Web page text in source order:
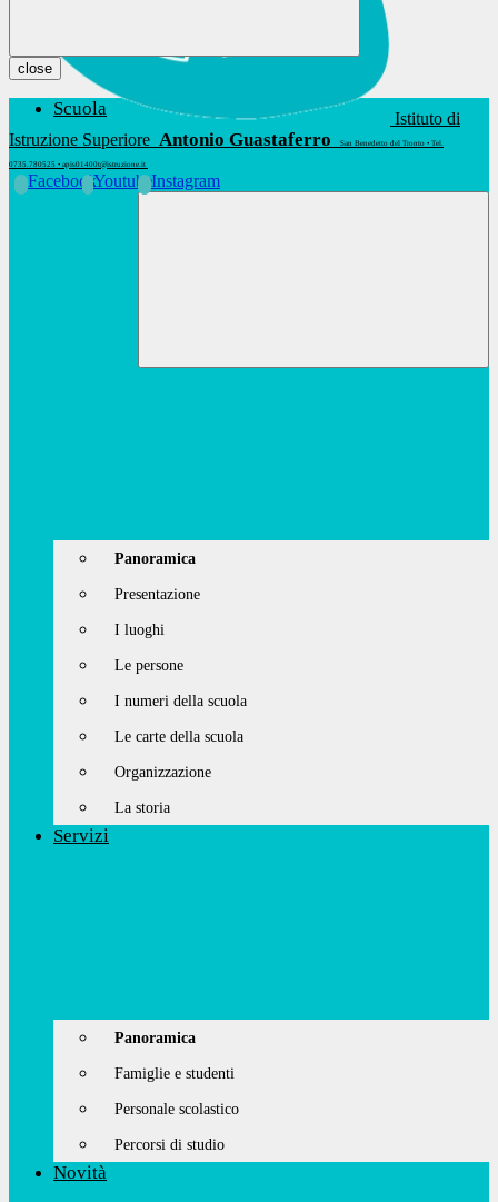
Istituto di
Istruzione Superiore Antonio Guastaferro San Benedetto del Tronto • Tel.
0735.780525 • apis01400t@istruzione.it
FacebookYoutubeInstagram
close
Scuola
Panoramica
Presentazione
I luoghi
Le persone
I numeri della scuola
Le carte della scuola
Organizzazione
La storia
Servizi
Panoramica
Famiglie e studenti
Personale scolastico
Percorsi di studio
Novità